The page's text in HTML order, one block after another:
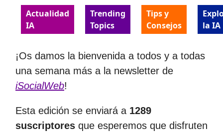
Actualidad
IA
Trending
Topics
Tips y
Consejos
la IA
¡Os damos la bienvenida a todos y a todas
una semana más a la newsletter de
iSocialWeb!
Esta edición se enviará a 1289
suscriptores que esperemos que disfruten